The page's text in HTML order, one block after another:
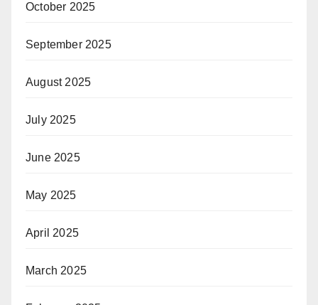
October 2025
September 2025
August 2025
July 2025
June 2025
May 2025
April 2025
March 2025